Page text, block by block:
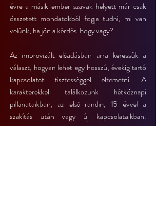
évre a másik ember szavak helyett már csak
összetett mondatokból fogja tudni, mi van
velünk, ha jön a kérdés: hogy vagy?
Az improvizált előadásban arra keressük a
választ, hogyan lehet egy hosszú, évekig tartó
kapcsolatot tisztességgel eltemetni. A
karakterekkel találkozunk hétköznapi
pillanataikban, az első randin, 15 évvel a
szakítás után vagy új kapcsolataikban.
Megkeressük azokat a szokásokat, amiért